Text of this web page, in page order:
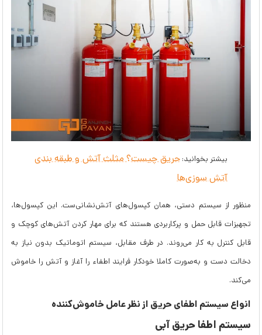
بیشتر بخوانید:حریق چیست؟ مثلث آتش و طبقه بندی
آتش سوزی‌ها
منظور از سیستم دستی، همان کپسول‌های آتش‌نشانی‌ست. این کپسول‌ها،
تجهیزات قابل حمل و پرکاربردی هستند که برای مهار کردن آتش‌های کوچک و
قابل کنترل به کار می‌روند. در طرف مقابل، سیستم اتوماتیک بدون نیاز به
دخالت دست و به‌صورت کاملا خودکار فرایند اطفاء را آغاز و آتش را خاموش
می‌کند.
انواع سیستم اطفای حریق از نظر عامل خاموش‌کننده
سیستم اطفا حریق آبی